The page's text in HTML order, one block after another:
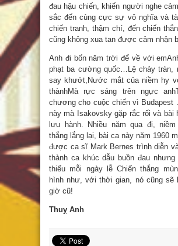
đau hậu chiến, khiến người nghe
sắc đến cùng cực sự vô nghĩa và
chiến tranh, thậm chí, đến chiến
cũng không xua tan được cảm nhận
Anh đi bốn năm trời để về với
phạt ba cường quốc…Lệ chảy tràn,
say khướt,Nước mắt của niềm hy
thànhMà rực sáng trên ngực
chương cho cuộc chiến vì Budapest
này mà Isakovsky gặp rắc rối và bài
lưu hành. Nhiều năm qua đi,
thắng lắng lại, bài ca này năm 1960
được ca sĩ Mark Bernes trình diễn
thành ca khúc dẫu buồn đau nhưng
thiếu mỗi ngày lễ Chiến thắng
hình như, với thời gian, nó cũng sẽ
giờ cũ!
Thuỵ Anh